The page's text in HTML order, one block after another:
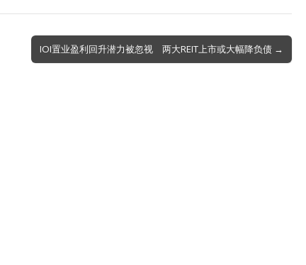
IOI置业盈利回升潜力被忽视 两大REIT上市或大幅降负债 →